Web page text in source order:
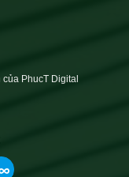
PhucT Digital